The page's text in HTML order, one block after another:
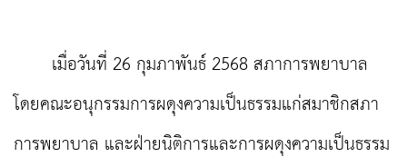
เมื่อวันที่ 26 กุมภาพันธ์ 2568 สภาการพยาบาล
โดยคณะอนุกรรมการผดุงความเป็นธรรมแก่สมาชิกสภา
การพยาบาล และฝ่ายนิติการและการผดุงความเป็นธรรม